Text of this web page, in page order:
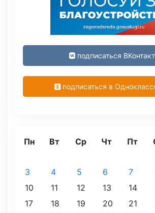
подписаться
подписаться в
Пн Вт Ср Чт Пт
3
4 5 6 7
10
11 12 13 14
17
18 19 20 21